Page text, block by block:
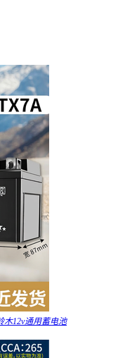
木12v通用蓄电池